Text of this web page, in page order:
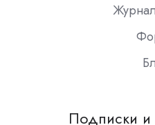
Подписки и